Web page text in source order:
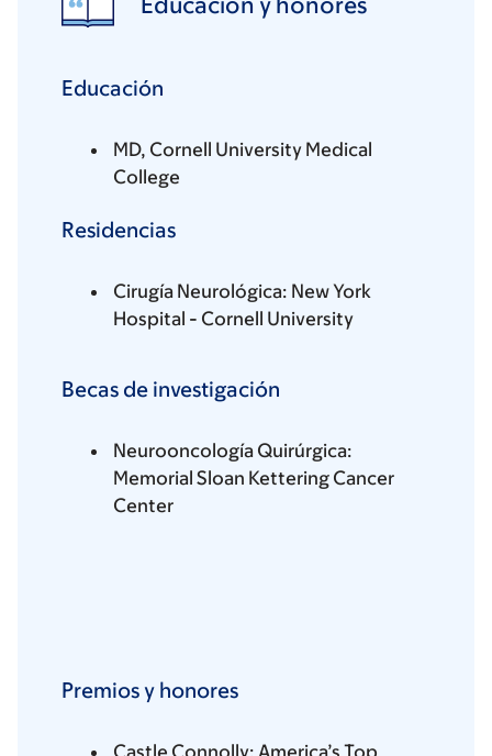
Educación
MD, Cornell University Medical
College
Residencias
Cirugía Neurológica: New York
Hospital - Cornell University
Becas de investigación
Neurooncología Quirúrgica:
Memorial Sloan Kettering Cancer
Center
Premios y honores